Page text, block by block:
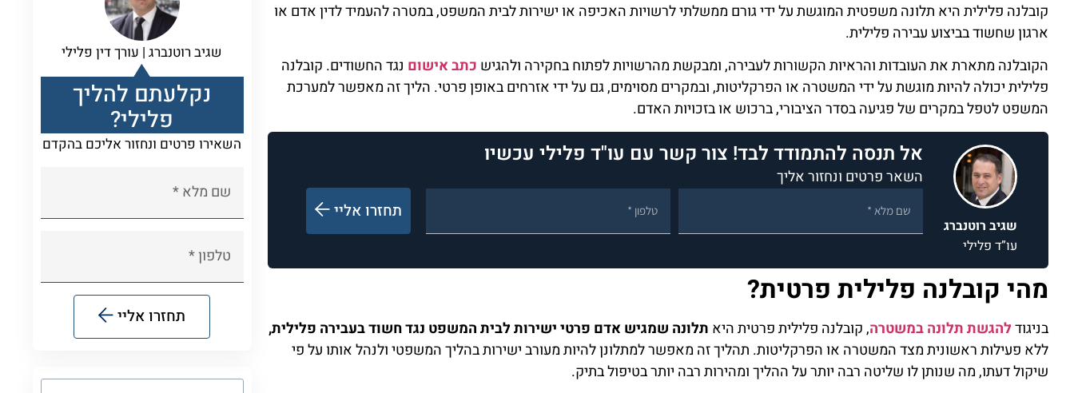
קובלנה פלילית היא תלונה משפטית המוגשת על ידי גורם ממשלתי לרשויות האכיפה או ישירות לבית המשפט, במטרה להעמיד לדין אדם או
ארגון שחשוד בביצוע עבירה פלילית.
הקובלנה מתארת את העובדות והראיות הקשורות לעבירה, ומבקשת מהרשויות לפתוח בחקירה ולהגיש כתב אישום נגד החשודים. קובלנה
פלילית יכולה להיות מוגשת על ידי המשטרה או הפרקליטות, ובמקרים מסוימים, גם על ידי אזרחים באופן פרטי. הליך זה מאפשר למערכת
המשפט לטפל במקרים של פגיעה בסדר הציבורי, ברכוש או בזכויות האדם.
שגיב רוטנברג
עו”ד פלילי
אל תנסה להתמודד לבד! צור קשר עם עו"ד פלילי עכשיו
השאר פרטים ונחזור אליך
תחזרו אליי
מהי קובלנה פלילית פרטית?
בניגודלהגשת תלונה במשטרה, קובלנה פלילית פרטית היא תלונה שמגיש אדם פרטי ישירות לבית המשפט נגד חשוד בעבירה פלילית,
ללא פעילות ראשונית מצד המשטרה או הפרקליטות. תהליך זה מאפשר למתלונן להיות מעורב ישירות בהליך המשפטי ולנהל אותו על פי
שיקול דעתו, מה שנותן לו שליטה רבה יותר על ההליך ומהירות רבה יותר בטיפול בתיק.
שגיב רוטנברג | עורך דין פלילי
נקלעתם להליך
פלילי?
השאירו פרטים ונחזור אליכם בהקדם
תחזרו אליי